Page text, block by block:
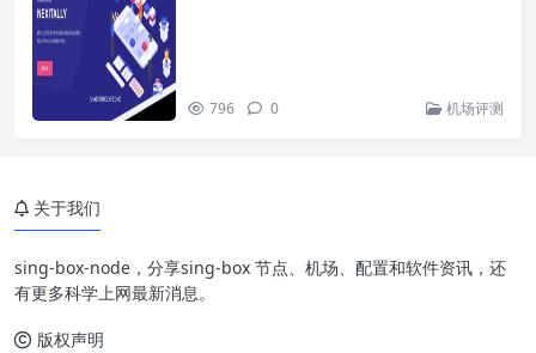
796 0 机场评测
关于我们
sing-box-node，分享sing-box 节点、机场、配置和软件资讯，还
有更多科学上网最新消息。
版权声明